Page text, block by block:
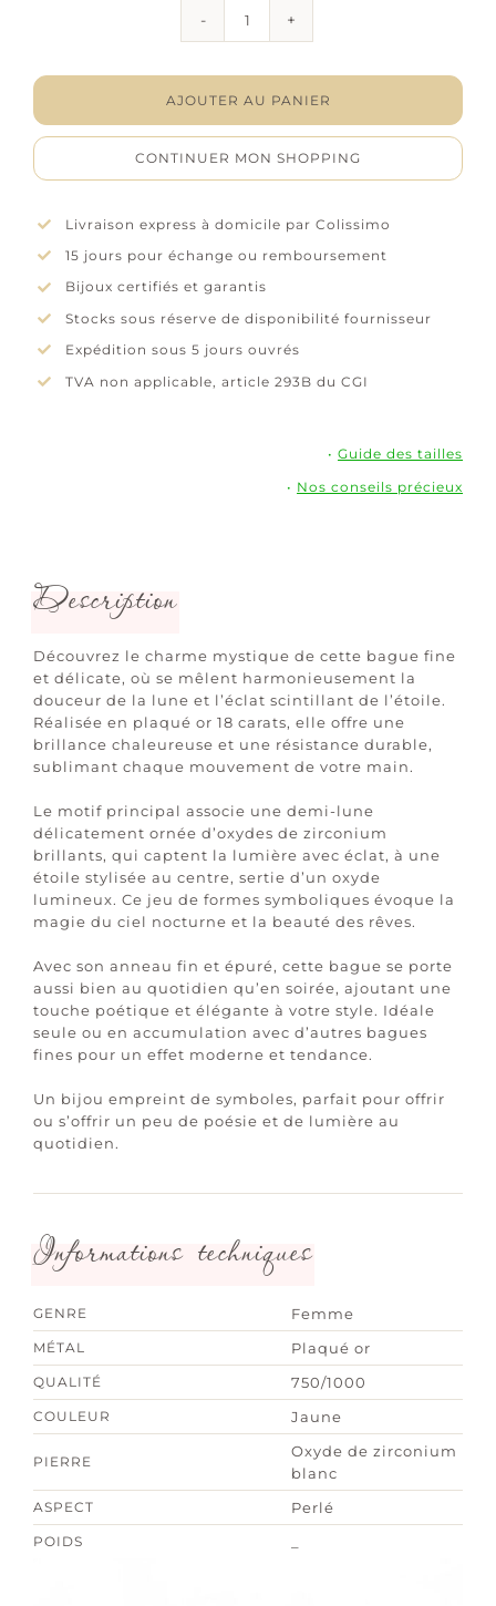
"Élune"
-
or
AJOUTER AU PANIER
CONTINUER MON SHOPPING
Livraison express à domicile par Colissimo
15 jours pour échange ou remboursement
Bijoux certifiés et garantis
Stocks sous réserve de disponibilité fournisseur
Expédition sous 5 jours ouvrés
TVA non applicable, article 293B du CGI
•Guide des tailles
• Nos conseils précieux
Description
Découvrez le charme mystique de cette bague fine
et délicate, où se mêlent harmonieusement la
douceur de la lune et l’éclat scintillant de l’étoile.
Réalisée en plaqué or 18 carats, elle offre une
brillance chaleureuse et une résistance durable,
sublimant chaque mouvement de votre main.
Le motif principal associe une demi-lune
délicatement ornée d’oxydes de zirconium
brillants, qui captent la lumière avec éclat, à une
étoile stylisée au centre, sertie d’un oxyde
lumineux. Ce jeu de formes symboliques évoque la
magie du ciel nocturne et la beauté des rêves.
Avec son anneau fin et épuré, cette bague se porte
aussi bien au quotidien qu’en soirée, ajoutant une
touche poétique et élégante à votre style. Idéale
seule ou en accumulation avec d’autres bagues
fines pour un effet moderne et tendance.
Un bijou empreint de symboles, parfait pour offrir
ou s’offrir un peu de poésie et de lumière au
quotidien.
Informations techniques
GENRE Femme
MÉTAL Plaqué or
QUALITÉ 750/1000
COULEUR Jaune
PIERRE
Oxyde de zirconium
blanc
ASPECT Perlé
POIDS